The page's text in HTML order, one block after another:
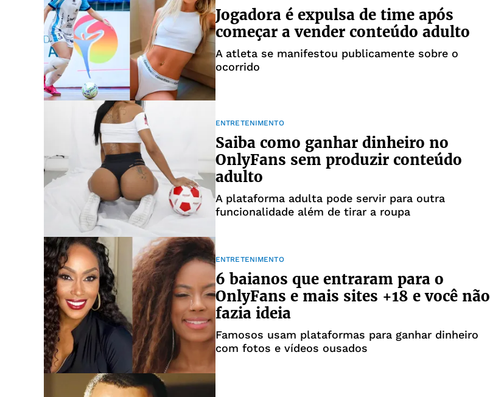
Jogadora é expulsa de time após
começar a vender conteúdo adulto
A atleta se manifestou publicamente sobre o
ocorrido
ENTRETENIMENTO
Saiba como ganhar dinheiro no
OnlyFans sem produzir conteúdo
adulto
A plataforma adulta pode servir para outra
funcionalidade além de tirar a roupa
ENTRETENIMENTO
6 baianos que entraram para o
OnlyFans e mais sites +18 e você não
fazia ideia
Famosos usam plataformas para ganhar dinheiro
com fotos e vídeos ousados